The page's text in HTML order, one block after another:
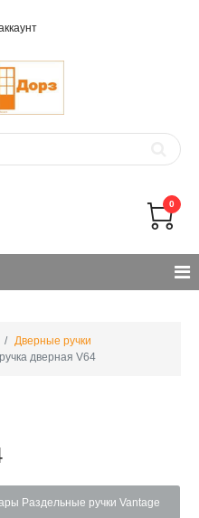
0
Дверные ручки
ручка дверная V64
Раздельные ручки Vantage